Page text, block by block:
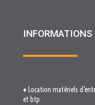
INFORMATIONS
♦ Location matériels
et btp